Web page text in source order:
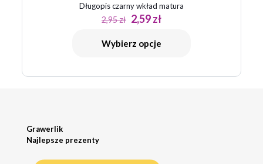
Długopis czarny wkład matura
2,95zł Pierwotna
cena
wynosiła:
2,95 zł.
2,59złAktualna
Wybierz opcje
Grawerlik
Najlepsze prezenty